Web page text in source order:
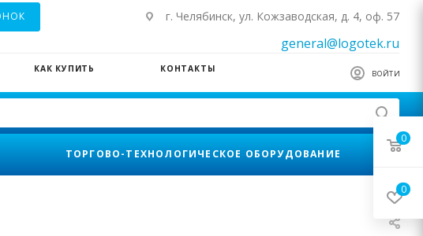
г. Челябинск, ул. Кожзаводская, д. 4, оф. 57
general@logotek.ru
ВОЙТИ
КАК КУПИТЬ КОНТАКТЫ
ТОРГОВО-ТЕХНОЛОГИЧЕСКОЕ ОБОРУДОВАНИЕ
0
0